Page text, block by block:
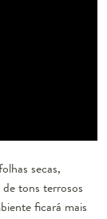
secas,
tons terrosos
ficará mais